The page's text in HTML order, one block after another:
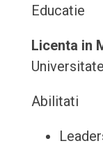
Educatie
Licenta in
Abilitati